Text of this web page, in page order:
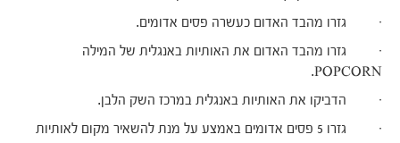
· גזרו מהבד האדום כעשרה פסים אדומים.
· גזרו מהבד האדום את האותיות באנגלית של המילה
POPCORN.
· הדביקו את האותיות באנגלית במרכז השק הלבן.
· גזרו 5 פסים אדומים באמצע על מנת להשאיר מקום לאותיות